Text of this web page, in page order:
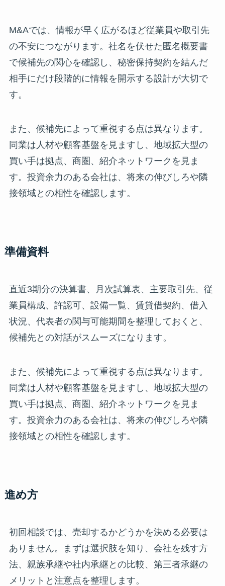
M&Aでは、情報が早く広がるほど従業員や取引先
の不安につながります。社名を伏せた匿名概要書
で候補先の関心を確認し、秘密保持契約を結んだ
相手にだけ段階的に情報を開示する設計が大切で
す。
また、候補先によって重視する点は異なります。
同業は人材や顧客基盤を見ますし、地域拡大型の
買い手は拠点、商圏、紹介ネットワークを見ま
す。投資余力のある会社は、将来の伸びしろや隣
接領域との相性を確認します。
準備資料
直近3期分の決算書、月次試算表、主要取引先、従
業員構成、許認可、設備一覧、賃貸借契約、借入
状況、代表者の関与可能期間を整理しておくと、
候補先との対話がスムーズになります。
また、候補先によって重視する点は異なります。
同業は人材や顧客基盤を見ますし、地域拡大型の
買い手は拠点、商圏、紹介ネットワークを見ま
す。投資余力のある会社は、将来の伸びしろや隣
接領域との相性を確認します。
進め方
初回相談では、売却するかどうかを決める必要は
ありません。まずは選択肢を知り、会社を残す方
法、親族承継や社内承継との比較、第三者承継の
メリットと注意点を整理します。